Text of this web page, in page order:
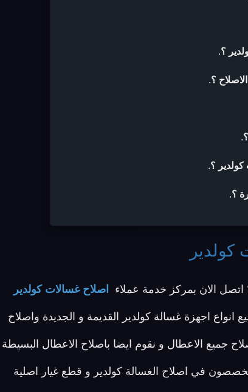
؟.
؟.
.
؟.
؟.
الان بمركز خدمة عملاء اصلاح غسالات كولدير
اجهزة غسالة كولدير القديمة و الجديدة واصلاح
جميع الاعطال و نقوم ايضا باصلاح الاعطال البسيطة
في اصلاح الغسالة كولدير و قطع غيار اصلية